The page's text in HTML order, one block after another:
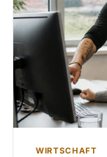
WIRTSCHAFT